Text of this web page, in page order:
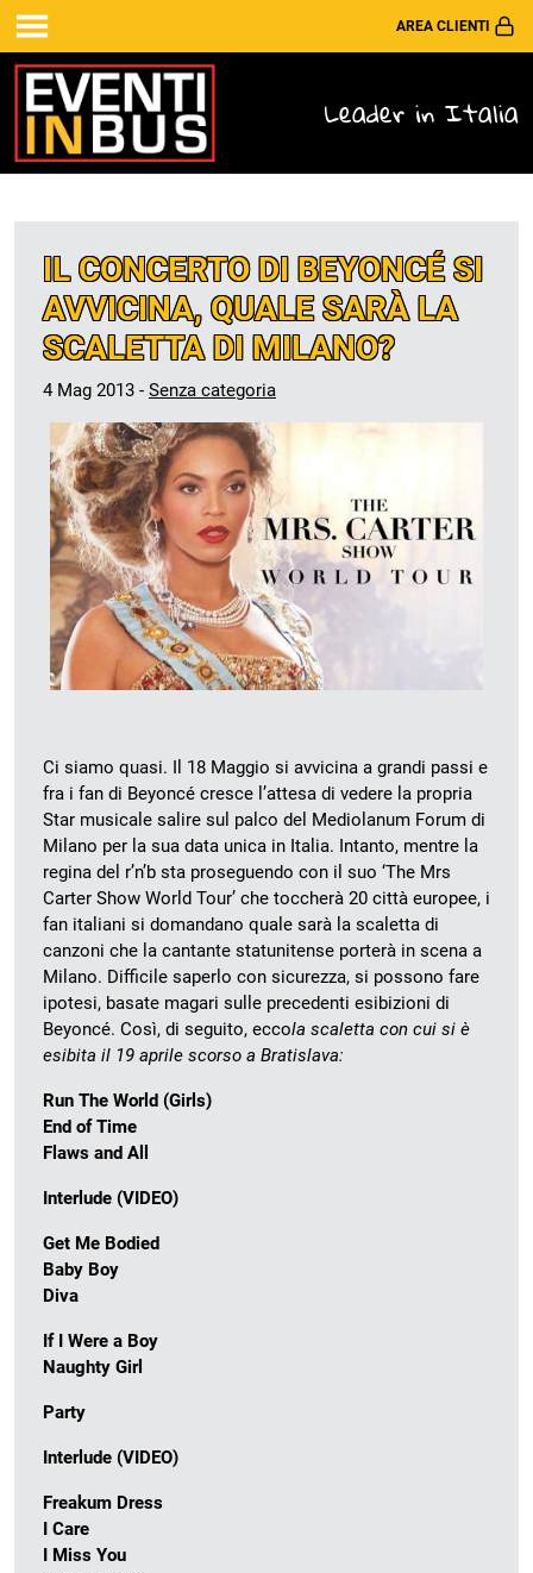
AREA CLIENTI
Leader in Italia
IL CONCERTO DI BEYONCÉ SI
AVVICINA, QUALE SARÀ LA
SCALETTA DI MILANO?
4 Mag 2013 - Senza categoria
Ci siamo quasi. Il 18 Maggio si avvicina a grandi passi e
fra i fan di Beyoncé cresce l’attesa di vedere la propria
Star musicale salire sul palco del Mediolanum Forum di
Milano per la sua data unica in Italia. Intanto, mentre la
regina del r’n’b sta proseguendo con il suo ‘The Mrs
Carter Show World Tour’ che toccherà 20 città europee, i
fan italiani si domandano quale sarà la scaletta di
canzoni che la cantante statunitense porterà in scena a
Milano. Difficile saperlo con sicurezza, si possono fare
ipotesi, basate magari sulle precedenti esibizioni di
Beyoncé. Così, di seguito, eccola scaletta con cui si è
esibita il 19 aprile scorso a Bratislava:
Run The World (Girls)
End of Time
Flaws and All
Interlude (VIDEO)
Get Me Bodied
Baby Boy
Diva
If I Were a Boy
Naughty Girl
Party
Interlude (VIDEO)
Freakum Dress
I Care
I Miss You